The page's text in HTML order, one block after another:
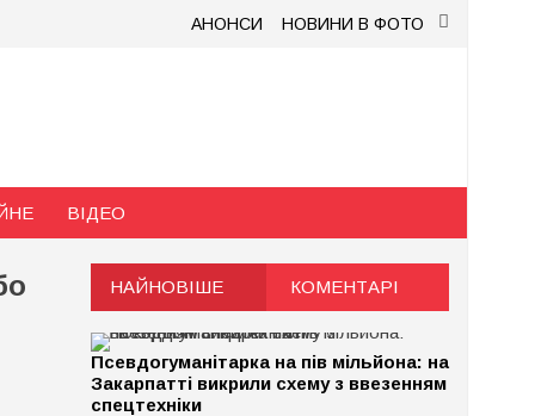
АНОНСИ НОВИНИ В ФОТО
ВІДЕО
НАЙНОВІШЕ КОМЕНТАРІ
Псевдогуманітарка на пів мільйона: на
Закарпатті викрили схему з ввезенням
спецтехніки